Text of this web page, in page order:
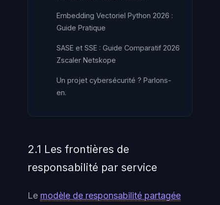
Embedding Vectoriel Python 2026 :
Guide Pratique
SASE et SSE : Guide Comparatif 2026
Zscaler Netskope
Un projet cybersécurité ? Parlons-
en.
2.1 Les frontières de
responsabilité par service
Le modèle de responsabilité partagée